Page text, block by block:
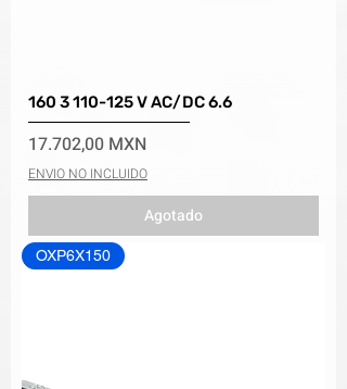
160 3 110-125 V AC/DC 6.6
Precio
17.702,00 MXN
ENVIO NO INCLUIDO
Agotado
OXP6X150